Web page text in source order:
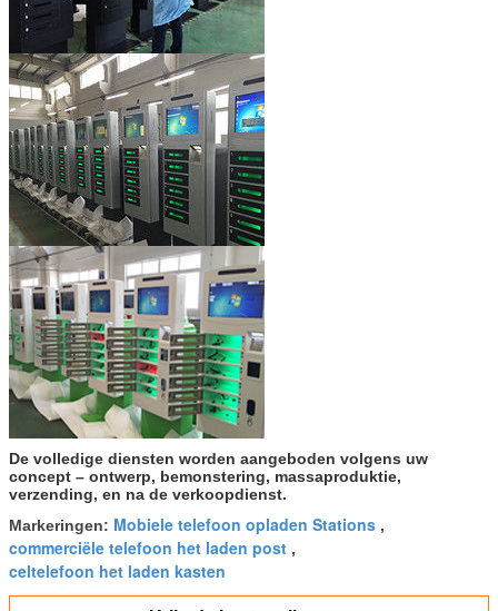
De volledige diensten worden aangeboden volgens uw
concept – ontwerp, bemonstering, massaproduktie,
verzending, en na de verkoopdienst.
Markeringen: Mobiele telefoon opladen Stations ,
commerciële telefoon het laden post ,
celtelefoon het laden kasten